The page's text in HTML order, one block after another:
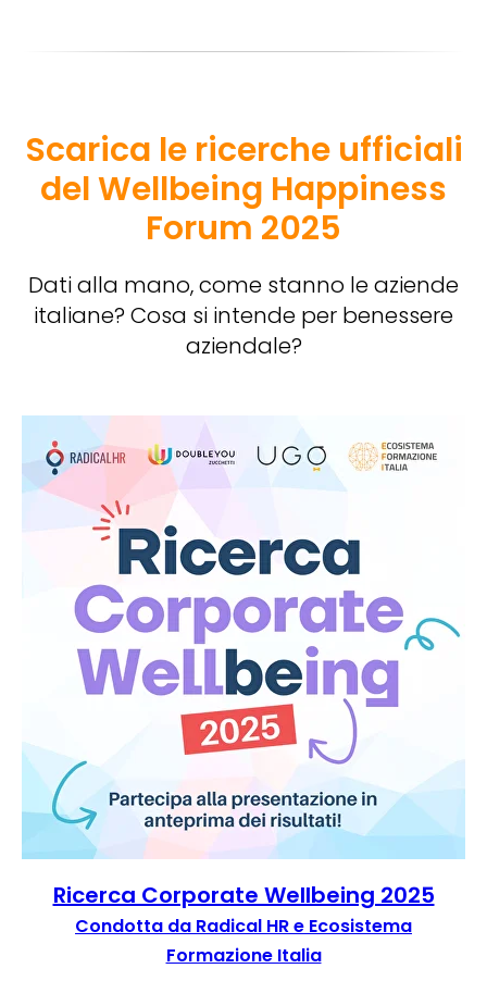
Scarica le ricerche ufficiali
del Wellbeing Happiness
Forum 2025
Dati alla mano, come stanno le aziende
italiane? Cosa si intende per benessere
aziendale?
Ricerca Corporate Wellbeing 2025
Condotta da Radical HR e Ecosistema
Formazione Italia